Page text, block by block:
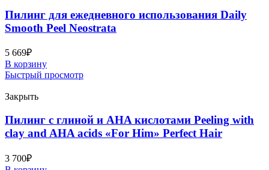
Пилинг для ежедневного использования Daily
Smooth Peel Neostrata
5 669₽
В корзину
Быстрый просмотр
Закрыть
Пилинг с глиной и AHA кислотами Peeling with
clay and AHA acids «For Him» Perfect Hair
3 700₽